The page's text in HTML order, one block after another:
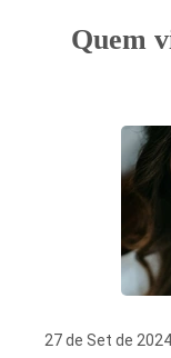
Quem
27 de Set de 2024